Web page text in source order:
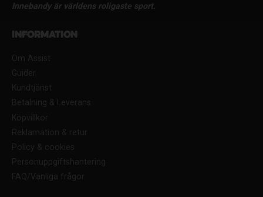
Innebandy är världens roligaste sport.
Information
Om Assist
Guider
Kundtjänst
Betalning & Leverans
Köpvillkor
Reklamation & retur
Policy & cookies
Personuppgiftshantering
FAQ/Vanliga frågor